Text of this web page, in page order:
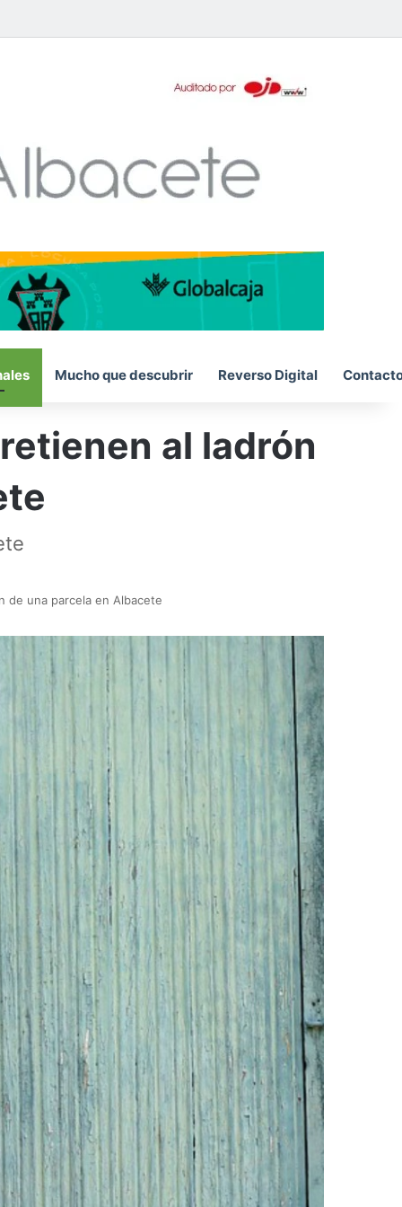
Mucho que descubrir Reverso Digital
al ladrón
de una parcela en Albacete